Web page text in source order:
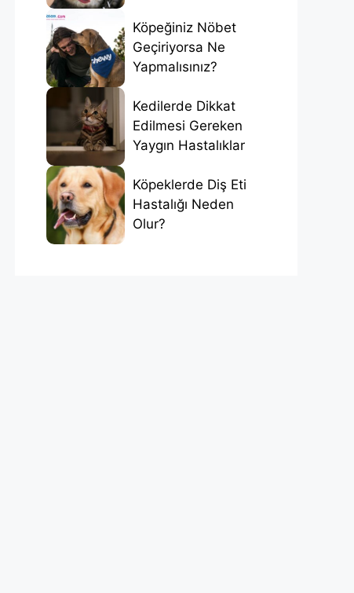
Köpeğiniz Nöbet
Geçiriyorsa Ne
Yapmalısınız?
Kedilerde Dikkat
Edilmesi Gereken
Yaygın Hastalıklar
Köpeklerde Diş Eti
Hastalığı Neden
Olur?